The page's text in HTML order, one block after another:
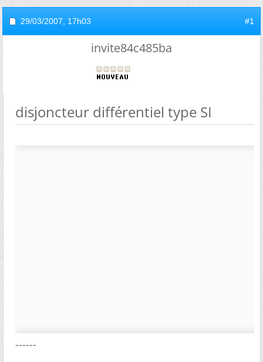
29/03/2007, 17h03 #1
invite84c485ba
disjoncteur différentiel type SI
------